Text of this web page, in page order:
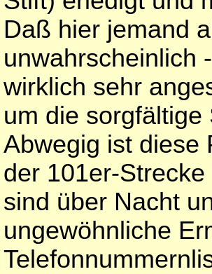
Daß hier jemand
unwahrscheinlich
wirklich sehr
um die
Abwegig ist diese
der 101er-
sind über Nacht
ungewöhnliche